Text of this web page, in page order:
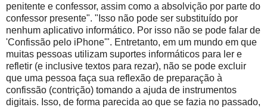
penitente e confessor, assim como a absolvição por parte do
confessor presente". "Isso não pode ser substituído por
nenhum aplicativo informático. Por isso não se pode falar de
'Confissão pelo iPhone'". Entretanto, em um mundo em que
muitas pessoas utilizam suportes informáticos para ler e
refletir (e inclusive textos para rezar), não se pode excluir
que uma pessoa faça sua reflexão de preparação à
confissão (contrição) tomando a ajuda de instrumentos
digitais. Isso, de forma parecida ao que se fazia no passado,